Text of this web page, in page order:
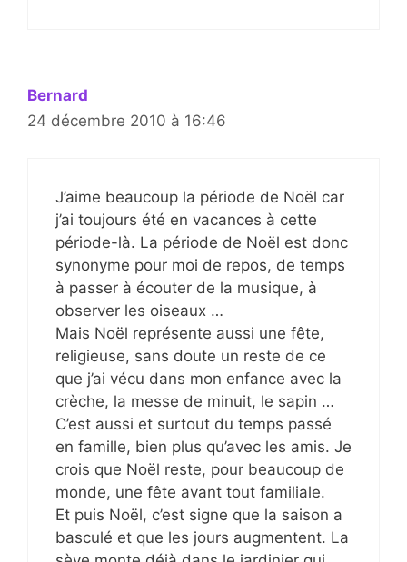
Bernard
24 décembre 2010 à 16:46
J’aime beaucoup la période de Noël car
j’ai toujours été en vacances à cette
période-là. La période de Noël est donc
synonyme pour moi de repos, de temps
à passer à écouter de la musique, à
observer les oiseaux …
Mais Noël représente aussi une fête,
religieuse, sans doute un reste de ce
que j’ai vécu dans mon enfance avec la
crèche, la messe de minuit, le sapin …
C’est aussi et surtout du temps passé
en famille, bien plus qu’avec les amis. Je
crois que Noël reste, pour beaucoup de
monde, une fête avant tout familiale.
Et puis Noël, c’est signe que la saison a
basculé et que les jours augmentent. La